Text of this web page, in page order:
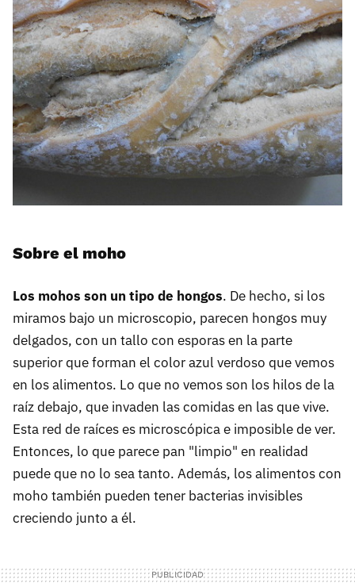
Sobre el moho
Los mohos son un tipo de hongos. De hecho, si los
miramos bajo un microscopio, parecen hongos muy
delgados, con un tallo con esporas en la parte
superior que forman el color azul verdoso que vemos
en los alimentos. Lo que no vemos son los hilos de la
raíz debajo, que invaden las comidas en las que vive.
Esta red de raíces es microscópica e imposible de ver.
Entonces, lo que parece pan "limpio" en realidad
puede que no lo sea tanto. Además, los alimentos con
moho también pueden tener bacterias invisibles
creciendo junto a él.